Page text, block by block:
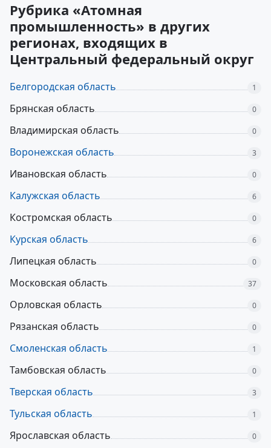
Рубрика «Атомная
промышленность» в других
регионах, входящих в
Центральный федеральный округ
Белгородская область 1
Брянская область 0
Владимирская область 0
Воронежская область 3
Ивановская область 0
Калужская область 6
Костромская область 0
Курская область 6
Липецкая область 0
Московская область 37
Орловская область 0
Рязанская область 0
Смоленская область 1
Тамбовская область 0
Тверская область 3
Тульская область 1
Ярославская область 0